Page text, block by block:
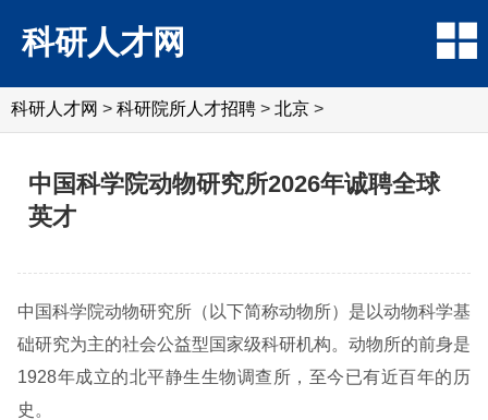
科研人才网
科研人才网 > 科研院所人才招聘 > 北京 >
中国科学院动物研究所2026年诚聘全球
英才
中国科学院动物研究所（以下简称动物所）是以动物科学基
础研究为主的社会公益型国家级科研机构。动物所的前身是
1928年成立的北平静生生物调查所，至今已有近百年的历
史。